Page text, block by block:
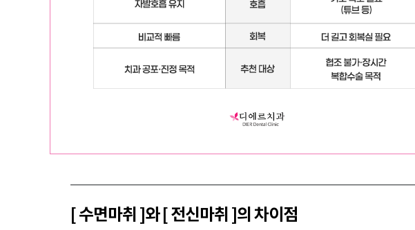
[ 수면마취 ]와 [ 전신마취 ]의 차이점